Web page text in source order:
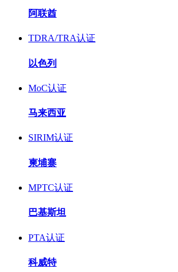
阿联酋
TDRA/TRA认证
以色列
MoC认证
马来西亚
SIRIM认证
柬埔寨
MPTC认证
巴基斯坦
PTA认证
科威特